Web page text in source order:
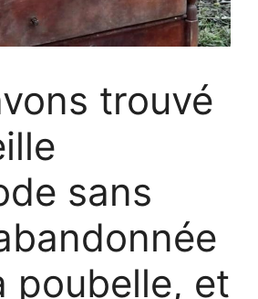
trouvé
sans
poubelle, et